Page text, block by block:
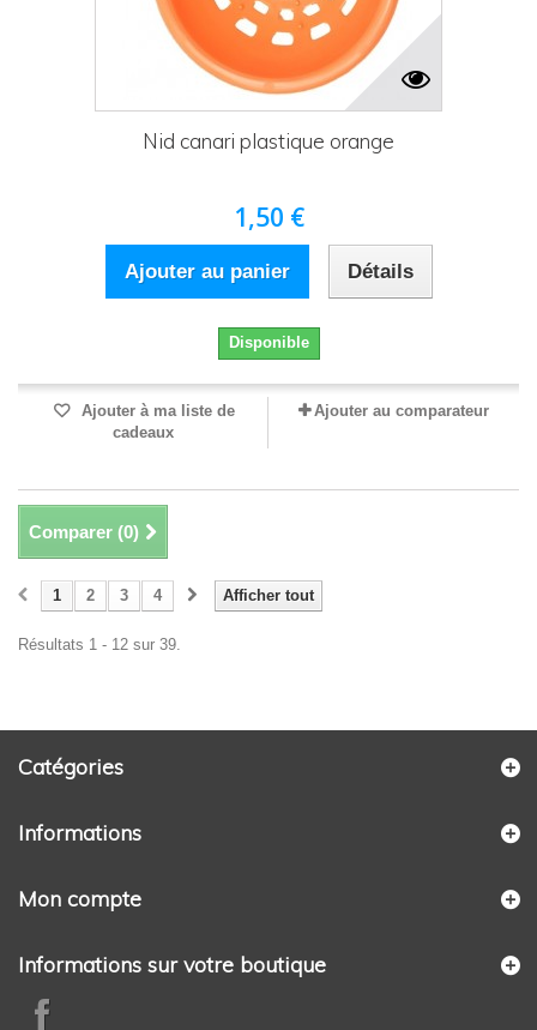
Nid canari plastique orange
1,50 €
Ajouter au panier Détails
Disponible
Ajouter à ma liste de
cadeaux
Ajouter au comparateur
Comparer (0)
Afficher tout
1 2 3 4
Résultats 1 - 12 sur 39.
Catégories
Informations
Mon compte
Informations sur votre boutique